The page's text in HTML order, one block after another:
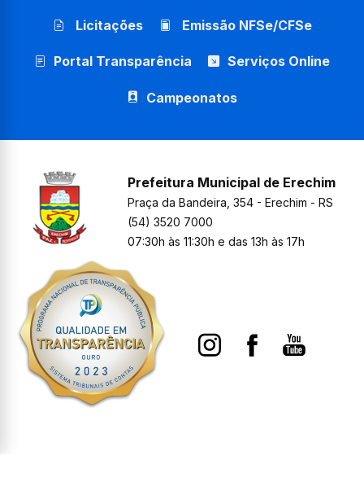
Licitações Emissão NFSe/CFSe
Portal Transparência Serviços Online
Campeonatos
Prefeitura Municipal de Erechim
Praça da Bandeira, 354 - Erechim - RS
(54) 3520 7000
07:30h às 11:30h e das 13h às 17h